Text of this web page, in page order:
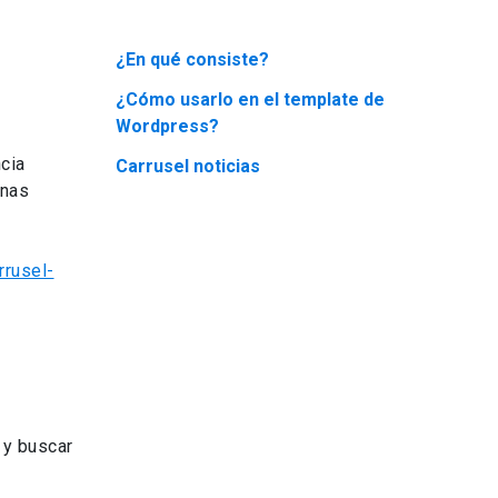
buscar
¿En qué consiste?
¿Cómo usarlo en el template de
Wordpress?
Carrusel noticias